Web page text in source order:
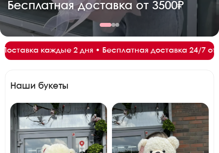
Бесплатная доставка от 3500₽
24/7 от 3500₽ • Сезон Краснодарской
Наши букеты